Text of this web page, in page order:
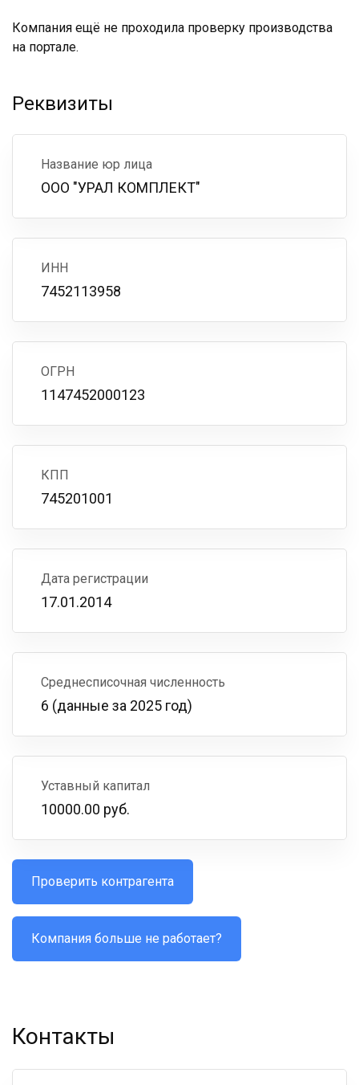
Компания ещё не проходила проверку производства
на портале.
Реквизиты
Название юр лица
ООО "УРАЛ КОМПЛЕКТ"
ИНН
7452113958
ОГРН
1147452000123
КПП
745201001
Дата регистрации
17.01.2014
Среднесписочная численность
6 (данные за 2025 год)
Уставный капитал
10000.00 руб.
Проверить контрагента
Компания больше не работает?
Контакты